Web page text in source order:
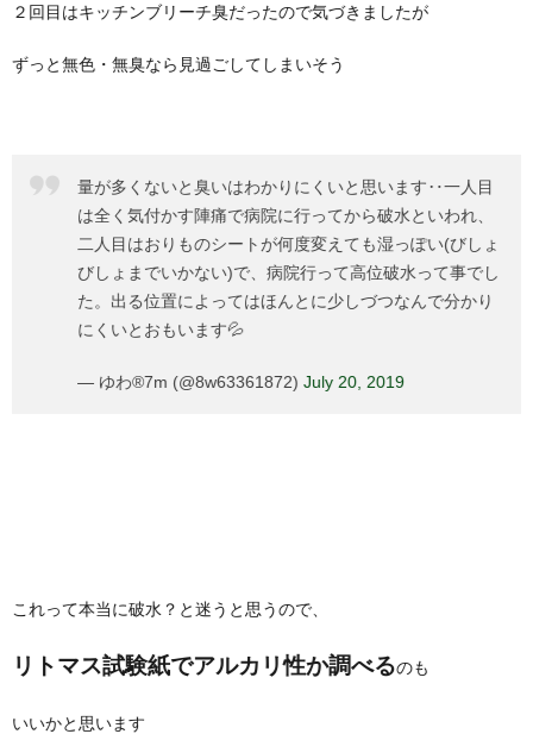
２回目はキッチンブリーチ臭だったので気づきましたが
ずっと無色・無臭なら見過ごしてしまいそう
量が多くないと臭いはわかりにくいと思います‥一人目
は全く気付かす陣痛で病院に行ってから破水といわれ、
二人目はおりものシートが何度変えても湿っぽい(びしょ
びしょまでいかない)で、病院行って高位破水って事でし
た。出る位置によってはほんとに少しづつなんで分かり
にくいとおもいます💦
— ゆわ®7m (@8w63361872)July 20, 2019
これって本当に破水？と迷うと思うので、
リトマス試験紙でアルカリ性か調べるのも
いいかと思います